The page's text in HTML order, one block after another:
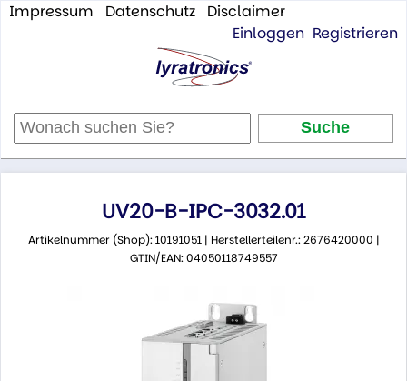
Impressum Datenschutz
Disclaimer
Einloggen Registrieren
UV20-B-IPC-3032.01
Artikelnummer (Shop): 10191051 | Herstellerteilenr.: 2676420000 |
GTIN/EAN: 04050118749557